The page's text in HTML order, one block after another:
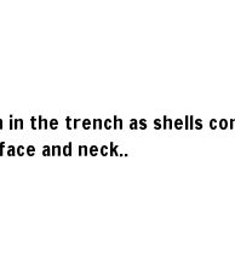
the trench as shells
and neck..